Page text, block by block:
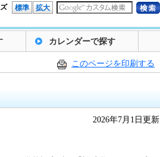
標準 拡大
カレンダーで探す
このページを印刷する
2026年7月1日更新